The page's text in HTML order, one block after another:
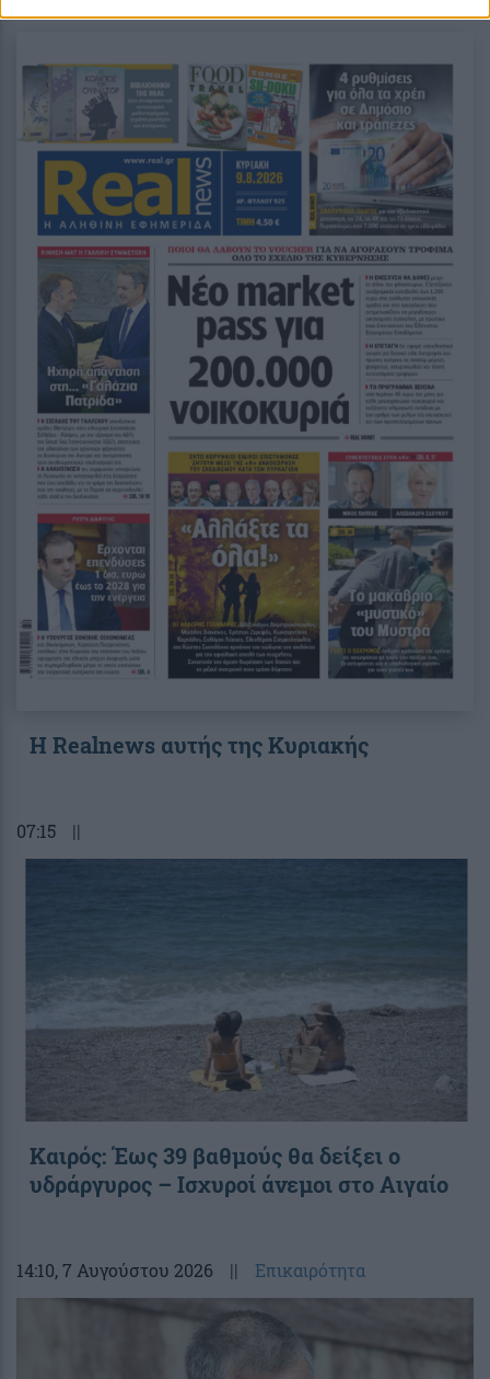
Η Realnews αυτής της Κυριακής
07:15 ||
Καιρός: Έως 39 βαθμούς θα δείξει ο
υδράργυρος – Ισχυροί άνεμοι στο Αιγαίο
14:10, 7 Αυγούστου 2026 || Επικαιρότητα